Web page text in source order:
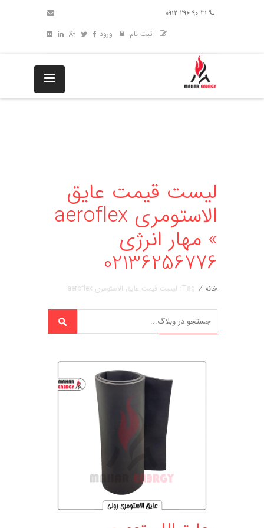
ثبت نام
ورود
لیست قیمت عایق
الاستومری aeroflex
» مهار انرژی
02136256776
خانه / Tag: لیست قیمت عایق الاستومری aeroflex